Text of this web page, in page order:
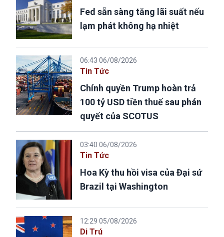
Fed sẵn sàng tăng lãi suất nếu
lạm phát không hạ nhiệt
06:43 06/08/2026
Tin Tức
Chính quyền Trump hoàn trả
100 tỷ USD tiền thuế sau phán
quyết của SCOTUS
03:40 06/08/2026
Tin Tức
Hoa Kỳ thu hồi visa của Đại sứ
Brazil tại Washington
12:29 05/08/2026
Di Trú